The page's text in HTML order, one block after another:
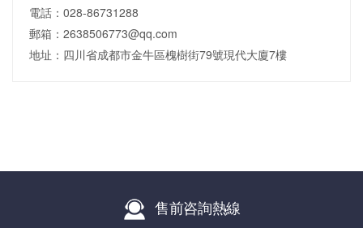
電話：028-86731288
郵箱：2638506773@qq.com
地址：四川省成都市金牛區槐樹街79號現代大廈7樓
售前咨詢熱線